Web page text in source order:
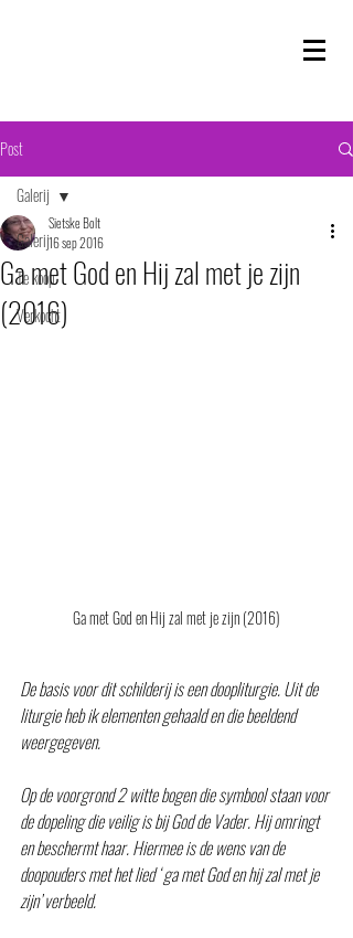
Post
Galerij
Te koop
Verkocht
Galerij
Ga met God en Hij zal met je zijn
(2016)
Sietske Bolt
16 sep 2016
Ga met God en Hij zal met je zijn (2016)
De basis voor dit schilderij is een doopliturgie. Uit de
liturgie heb ik elementen gehaald en die beeldend
weergegeven.
Op de voorgrond 2 witte bogen die symbool staan voor
de dopeling die veilig is bij God de Vader. Hij omringt
en beschermt haar. Hiermee is de wens van de
doopouders met het lied ‘ ga met God en hij zal met je
zijn’ verbeeld.